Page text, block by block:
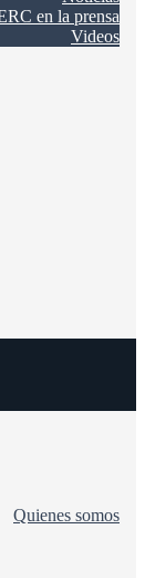
en la prensa
Videos
Quienes somos